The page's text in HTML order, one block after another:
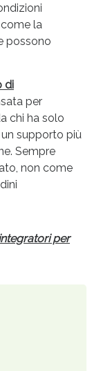
la
possono
di
per
chi ha solo
supporto più
Sempre
non come
per